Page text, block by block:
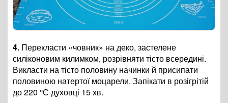
4. Перекласти «човник» на деко, застелене
силіконовим килимком, розрівняти тісто всередині.
Викласти на тісто половину начинки й присипати
половиною натертої моцарели. Запікати в розігрітій
до 220 °С духовці 15 хв.